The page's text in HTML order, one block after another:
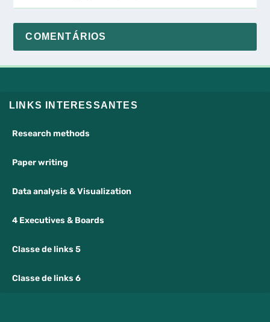
COMENTÁRIOS
LINKS INTERESSANTES
Research methods
Paper writing
Data analysis & Visualization
4 Executives & Boards
Classe de links 5
Classe de links 6